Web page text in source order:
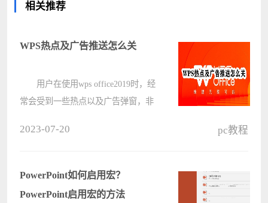
相关推荐
WPS热点及广告推送怎么关
用户在使用wps office2019时，经
常会受到一些热点以及广告弹窗，非
闭办法，让大家远离广告弹窗的骚
2023-07-20 pc教程
PowerPoint如何启用宏？
PowerPoint启用宏的方法